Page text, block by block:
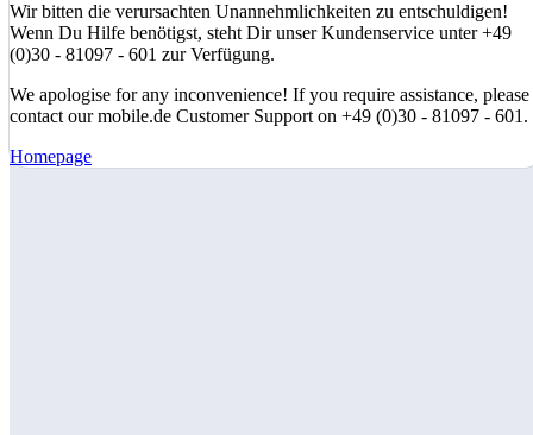
Wir bitten die verursachten Unannehmlichkeiten zu entschuldigen!
Wenn Du Hilfe benötigst, steht Dir unser Kundenservice unter +49
(0)30 - 81097 - 601 zur Verfügung.
We apologise for any inconvenience! If you require assistance, please
contact our mobile.de Customer Support on +49 (0)30 - 81097 - 601.
Homepage